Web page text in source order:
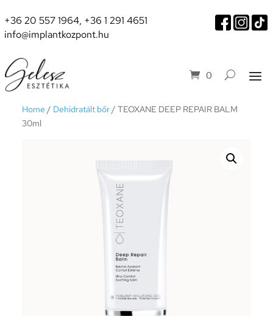
+36 20 557 1964, +36 1 291 4651
info@implantkozpont.hu
0
Home / Dehidratált bőr/ TEOXANE DEEP REPAIR BALM
30ml